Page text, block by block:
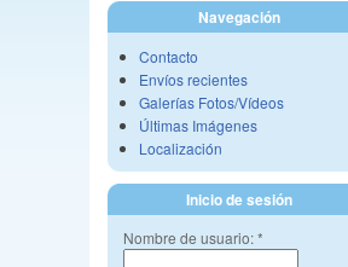
Navegación
Contacto
Envíos recientes
Galerías Fotos/Vídeos
Últimas Imágenes
Localización
Inicio de sesión
Nombre de usuario:*